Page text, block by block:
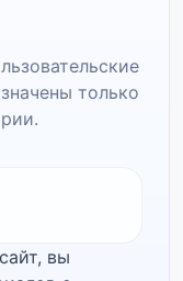
только
вы